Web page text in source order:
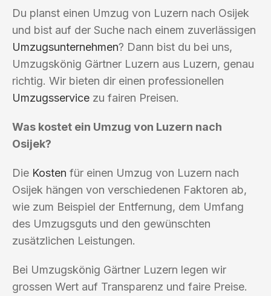
Du planst einen Umzug von Luzern nach Osijek
und bist auf der Suche nach einem zuverlässigen
Umzugsunternehmen? Dann bist du bei uns,
Umzugskönig Gärtner Luzern aus Luzern, genau
richtig. Wir bieten dir einen professionellen
Umzugsservice zu fairen Preisen.
Was kostet ein Umzug von Luzern nach
Osijek?
Die Kosten für einen Umzug von Luzern nach
Osijek hängen von verschiedenen Faktoren ab,
wie zum Beispiel der Entfernung, dem Umfang
des Umzugsguts und den gewünschten
zusätzlichen Leistungen.
Bei Umzugskönig Gärtner Luzern legen wir
grossen Wert auf Transparenz und faire Preise.